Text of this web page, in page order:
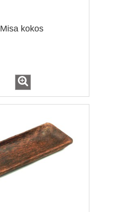
Misa kokos